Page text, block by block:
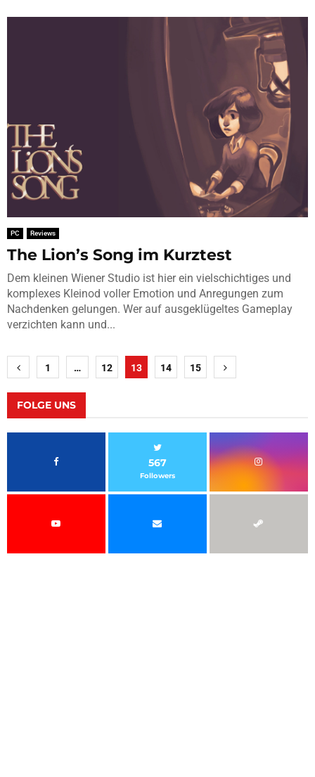
PC Reviews
The Lion’s Song im Kurztest
Dem kleinen Wiener Studio ist hier ein vielschichtiges und
komplexes Kleinod voller Emotion und Anregungen zum
Nachdenken gelungen. Wer auf ausgeklügeltes Gameplay
verzichten kann und...
Seitennummerierung
der
Beiträge
1 … 12 13 14 15
FOLGE UNS
567
Followers